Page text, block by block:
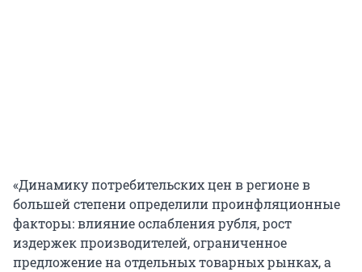
«Динамику потребительских цен в регионе в
большей степени определили проинфляционные
факторы: влияние ослабления рубля, рост
издержек производителей, ограниченное
предложение на отдельных товарных рынках, а